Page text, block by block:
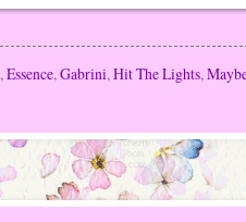
,Essence,Gabrini,Hit The Lights,